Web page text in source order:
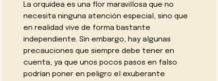
La orquídea es una flor maravillosa que no
necesita ninguna atención especial, sino que
en realidad vive de forma bastante
independiente. Sin embargo, hay algunas
precauciones que siempre debe tener en
cuenta, ya que unos pocos pasos en falso
podrían poner en peligro el exuberante